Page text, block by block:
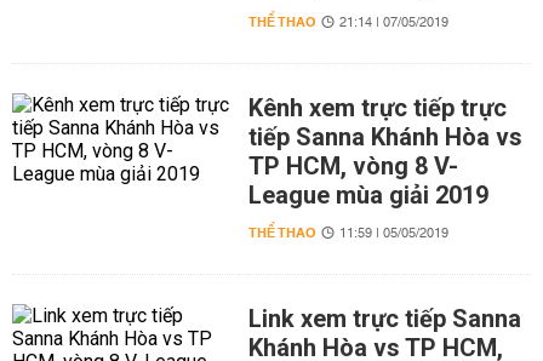
THỂ THAO 21:14 | 07/05/2019
Kênh xem trực tiếp trực
tiếp Sanna Khánh Hòa vs
TP HCM, vòng 8 V-
League mùa giải 2019
THỂ THAO 11:59 | 05/05/2019
Link xem trực tiếp Sanna
Khánh Hòa vs TP HCM,